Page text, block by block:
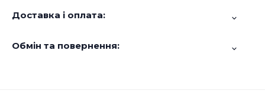
Доставка і оплата:
Обмін та повернення: